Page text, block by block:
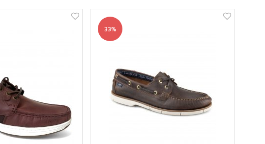
33%